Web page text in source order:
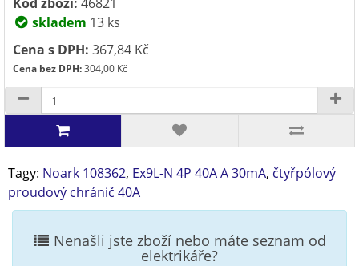
skladem 13 ks
Cena s DPH: 367,84 Kč
Cena bez DPH:304,00 Kč
Tagy: Noark 108362, Ex9L-N 4P 40A A 30mA, čtyřpólový
proudový chránič 40A
Nenašli jste zboží nebo máte seznam od
elektrikáře?